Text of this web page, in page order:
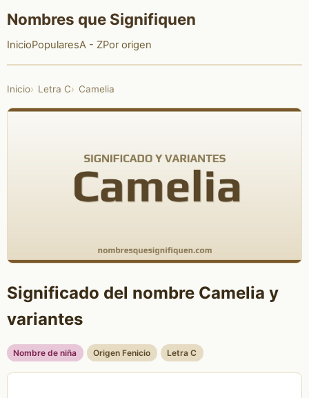
Nombres que Signifiquen
InicioPopularesA - ZPor origen
Inicio Letra C Camelia
Significado del nombre Camelia y
variantes
Nombre de niña Origen Fenicio Letra C